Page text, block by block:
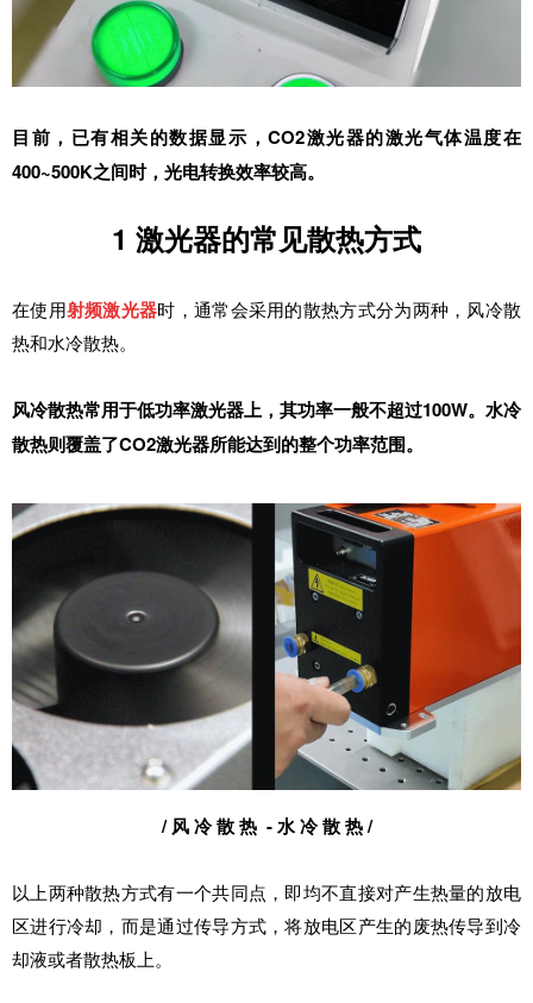
目前，已有相关的数据显示，CO2激光器的激光气体温度在
400~500K之间时，光电转换效率较高。
1 激光器的常见散热方式
在使用射频激光器时，通常会采用的散热方式分为两种，风冷散
热和水冷散热。
风冷散热常用于低功率激光器上，其功率一般不超过100W。水冷
散热则覆盖了CO2激光器所能达到的整个功率范围。
/ 风 冷 散 热 - 水 冷 散 热 /
以上两种散热方式有一个共同点，即均不直接对产生热量的放电
区进行冷却，而是通过传导方式，将放电区产生的废热传导到冷
却液或者散热板上。